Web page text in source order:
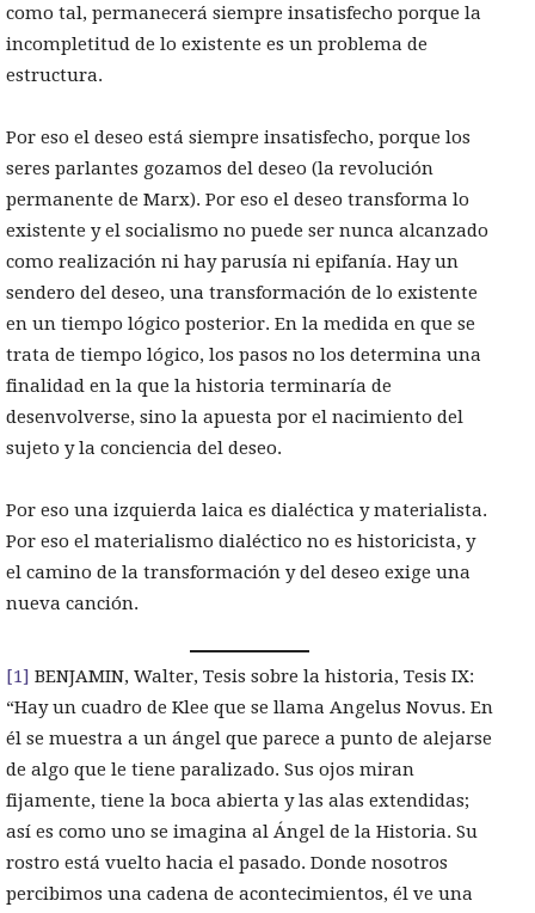
como tal, permanecerá siempre insatisfecho porque la
incompletitud de lo existente es un problema de
estructura.
Por eso el deseo está siempre insatisfecho, porque los
seres parlantes gozamos del deseo (la revolución
permanente de Marx). Por eso el deseo transforma lo
existente y el socialismo no puede ser nunca alcanzado
como realización ni hay parusía ni epifanía. Hay un
sendero del deseo, una transformación de lo existente
en un tiempo lógico posterior. En la medida en que se
trata de tiempo lógico, los pasos no los determina una
finalidad en la que la historia terminaría de
desenvolverse, sino la apuesta por el nacimiento del
sujeto y la conciencia del deseo.
Por eso una izquierda laica es dialéctica y materialista.
Por eso el materialismo dialéctico no es historicista, y
el camino de la transformación y del deseo exige una
nueva canción.
[1] BENJAMIN, Walter, Tesis sobre la historia, Tesis IX:
“Hay un cuadro de Klee que se llama Angelus Novus. En
él se muestra a un ángel que parece a punto de alejarse
de algo que le tiene paralizado. Sus ojos miran
fijamente, tiene la boca abierta y las alas extendidas;
así es como uno se imagina al Ángel de la Historia. Su
rostro está vuelto hacia el pasado. Donde nosotros
percibimos una cadena de acontecimientos, él ve una